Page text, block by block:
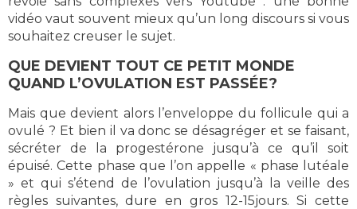
vidéo vaut souvent mieux qu’un long discours si vous
souhaitez creuser le sujet.
QUE DEVIENT TOUT CE PETIT MONDE
QUAND L’OVULATION EST PASSÉE?
Mais que devient alors l’enveloppe du follicule qui a
ovulé ? Et bien il va donc se désagréger et se faisant,
sécréter de la progestérone jusqu’à ce qu’il soit
épuisé. Cette phase que l’on appelle « phase lutéale
» et qui s’étend de l’ovulation jusqu’à la veille des
règles suivantes, dure en gros 12-15jours. Si cette